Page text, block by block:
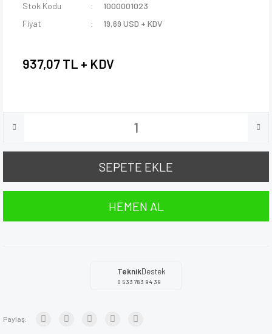
Stok Kodu
1000001023
Fiyat
19,69 USD + KDV
937,07 TL + KDV
SEPETE EKLE
HEMEN AL
TeknikDestek
0 533 783 94 39
Paylaş: